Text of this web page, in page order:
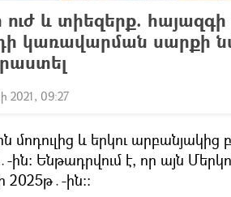
և տիեզերք. հայազգի
կառավարման սարքի
2021, 09:27
մոդուլից և երկու
ին։ Ենթադրվում է, որ այն
ին։։